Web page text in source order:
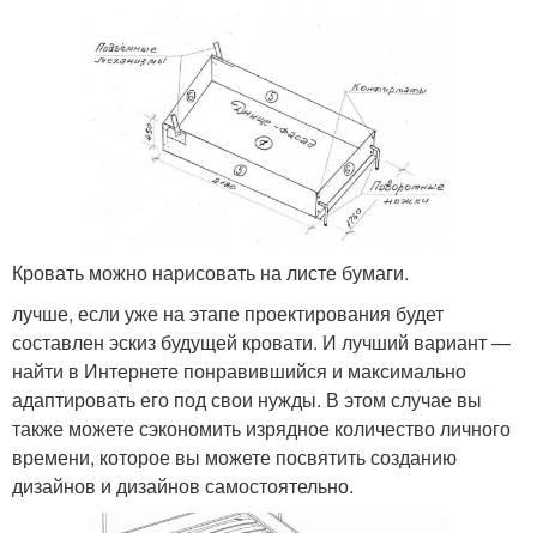
Кровать можно нарисовать на листе бумаги.
лучше, если уже на этапе проектирования будет
составлен эскиз будущей кровати. И лучший вариант —
найти в Интернете понравившийся и максимально
адаптировать его под свои нужды. В этом случае вы
также можете сэкономить изрядное количество личного
времени, которое вы можете посвятить созданию
дизайнов и дизайнов самостоятельно.